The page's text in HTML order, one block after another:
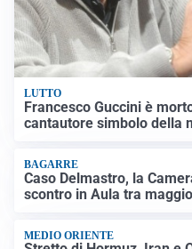
LUTTO
Francesco Guccini è
cantautore simbolo della
BAGARRE
Caso Delmastro, la
scontro in Aula tra
MEDIO ORIENTE